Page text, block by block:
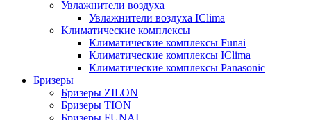
Увлажнители воздуха
Увлажнители воздуха IClima
Климатические комплексы
Климатические комплексы Funai
Климатические комплексы IClima
Климатические комплексы Panasonic
Бризеры
Бризеры ZILON
Бризеры TION
Бризеры FUNAI